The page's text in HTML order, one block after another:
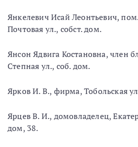
Янкелевич Исай Леонтьевич,
Почтовая ул., собст. дом.
Янсон Ядвига Костановна, член
Степная ул., соб. дом.
Ярков И. В., фирма, Тобольская
Ярцев В. И., домовладелец,
дом, 38.